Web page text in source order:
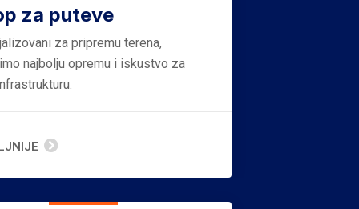
za puteve
za pripremu terena,
najbolju opremu i iskustvo za